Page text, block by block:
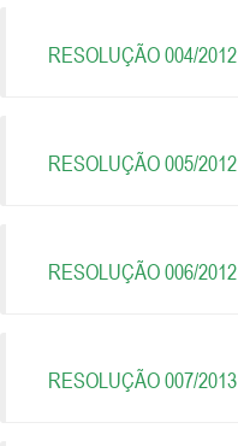
RESOLUÇÃO 004/2012
RESOLUÇÃO 005/2012
RESOLUÇÃO 006/2012
RESOLUÇÃO 007/2013